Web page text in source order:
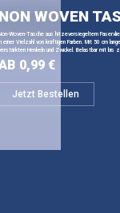
NON WOVEN
Non-Woven-Tasche aus hitzeversiegeltem
einer Vielzahl von kräftigen Farben. Mit 50 cm
Henkeln und Zwickel. Belastbar mit bis
Jetzt Bestellen
0,99 €